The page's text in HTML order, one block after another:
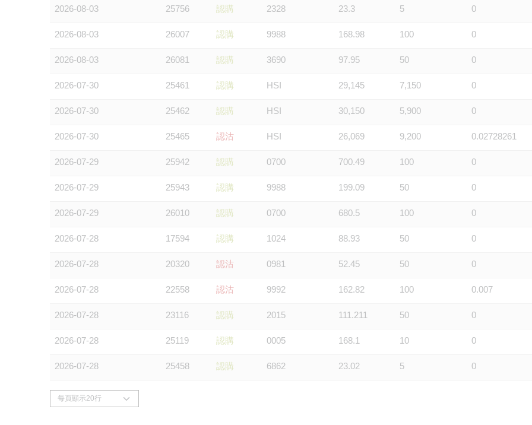
2026-08-03 25756 認購 2328 23.3 5 0
2026-08-03 26007 認購 9988 168.98 100 0
2026-08-03 26081 認購 3690 97.95 50 0
2026-07-30 25461 認購 HSI 29,145 7,150 0
2026-07-30 25462 認購 HSI 30,150 5,900 0
2026-07-30 25465 認沽 HSI 26,069 9,200 0.02728261
2026-07-29 25942 認購 0700 700.49 100 0
2026-07-29 25943 認購 9988 199.09 50 0
2026-07-29 26010 認購 0700 680.5 100 0
2026-07-28 17594 認購 1024 88.93 50 0
2026-07-28 20320 認沽 0981 52.45 50 0
2026-07-28 22558 認沽 9992 162.82 100 0.007
2026-07-28 23116 認購 2015 111.211 50 0
2026-07-28 25119 認購 0005 168.1 10 0
2026-07-28 25458 認購 6862 23.02 5 0